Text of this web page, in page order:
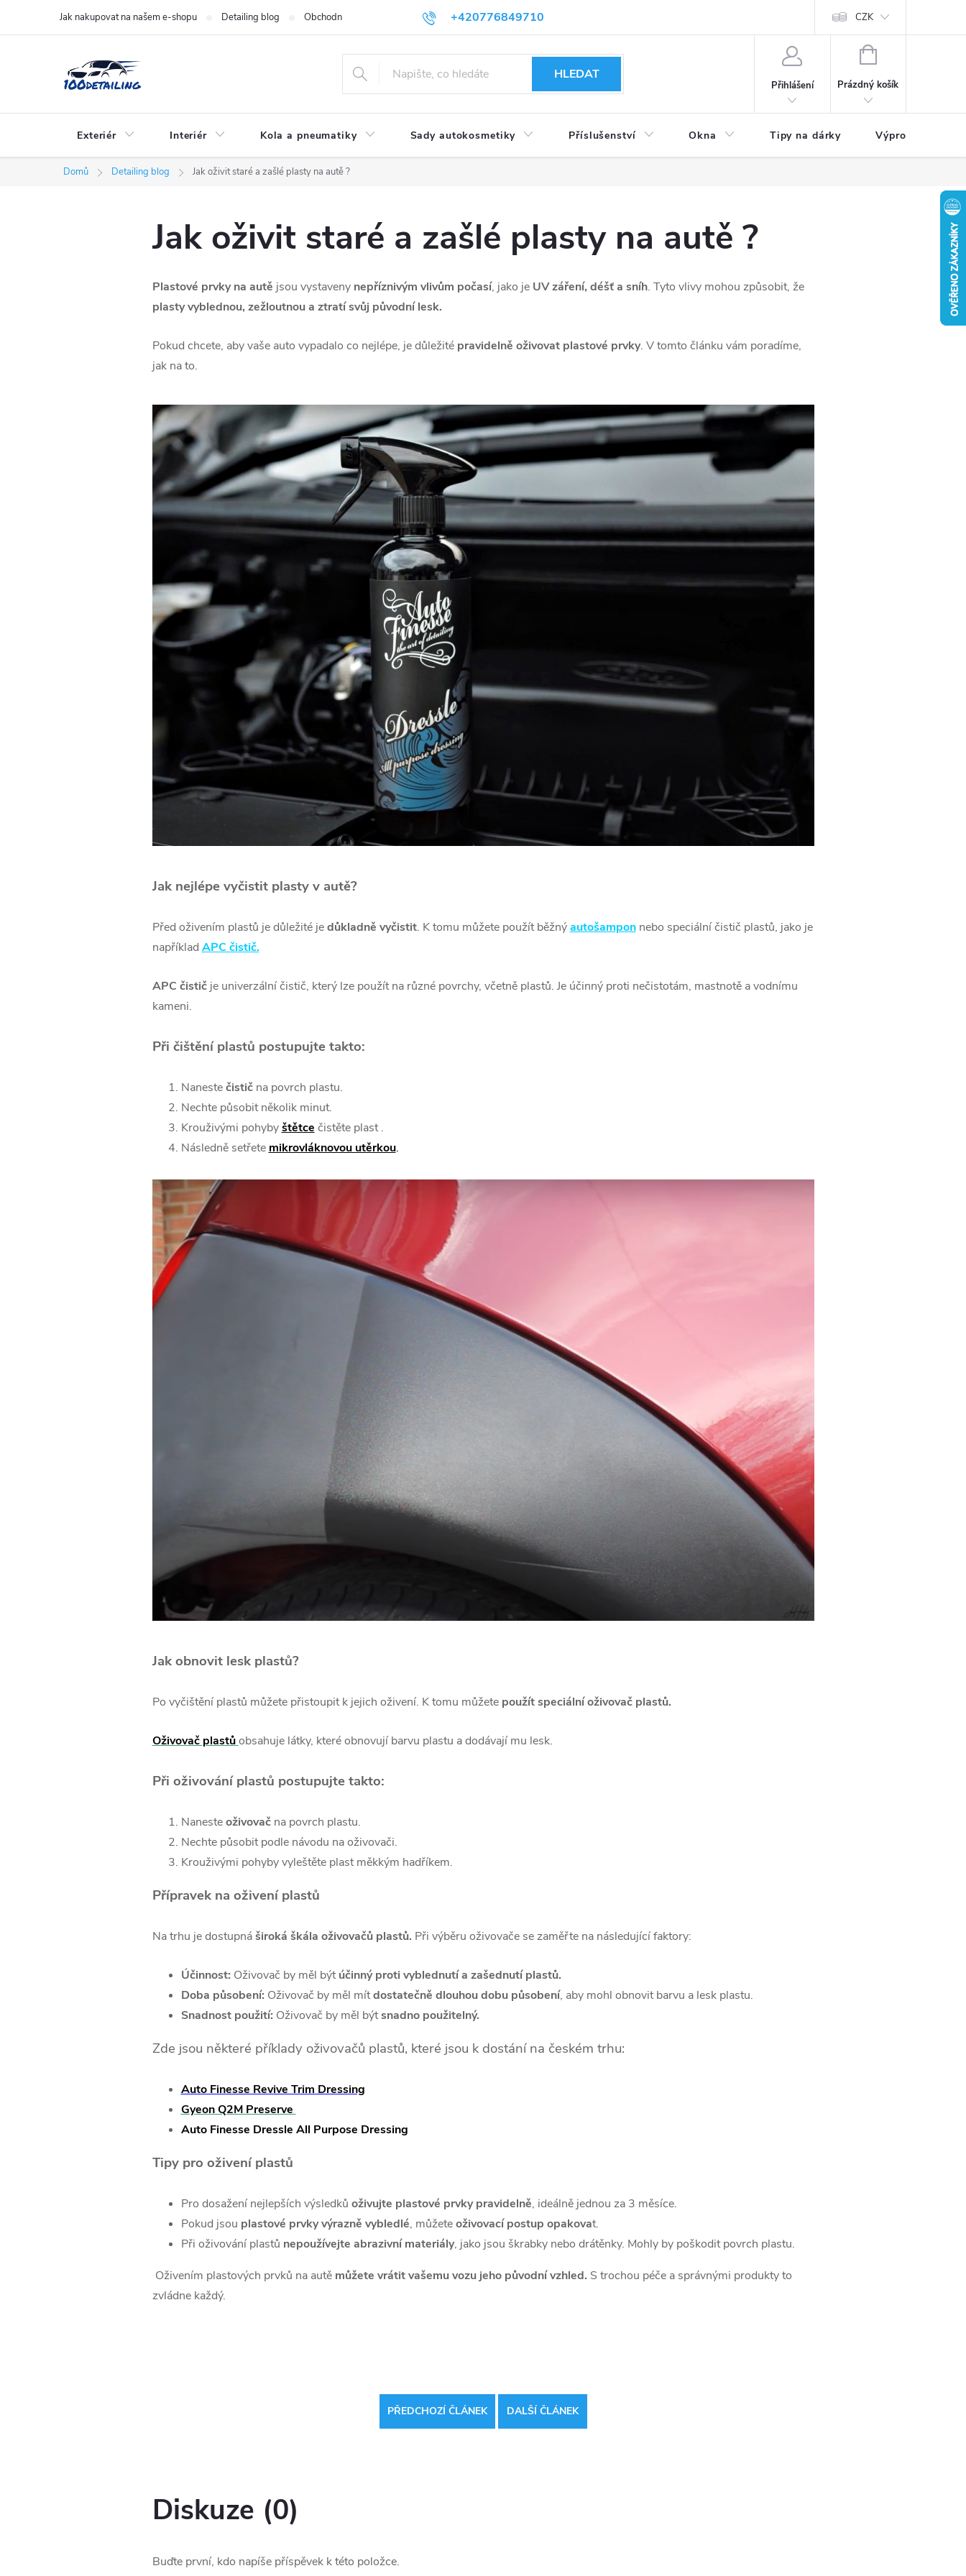
+420776849710
Jak nakupovat na našem e-shopu Detailing blog Obchodní podmínky Podmínky ochrany osobních údajů CZK
HLEDAT
Přihlášení
NÁKUPNÍ
Prázdný košík
Exteriér Interiér Kola a pneumatiky Sady autokosmetiky Příslušenství Okna Tipy na dárky Výprodej skladu
Domů Detailing blog Jak oživit staré a zašlé plasty na autě ?
Jak oživit staré a zašlé plasty na autě ?
Plastové prvky na autě jsou vystaveny nepříznivým vlivům počasí, jako jeUV záření, déšť a sníh. Tyto vlivy mohou způsobit, že
plasty vyblednou, zežloutnou a ztratí svůj původní lesk.
Pokud chcete, aby vaše auto vypadalo co nejlépe, je důležité pravidelně oživovat plastové prvky. V tomto článku vám poradíme,
jak na to.
Jak nejlépe vyčistit plasty v autě?
Před oživením plastů je důležité jedůkladně vyčistit. K tomu můžete použít běžnýautošampon nebo speciální čistič plastů, jako je
například APC čistič.
APC čističje univerzální čistič, který lze použít na různé povrchy, včetně plastů. Je účinný proti nečistotám, mastnotě a vodnímu
kameni.
Při čištění plastů postupujte takto:
Nanestečistična povrch plastu.
Nechte působit několik minut.
Krouživými pohybyštětce čistěte plast .
Následně setřete mikrovláknovou utěrkou.
Jak obnovit lesk plastů?
Po vyčištění plastů můžete přistoupit k jejich oživení. K tomu můžete použít speciální oživovač plastů.
Oživovač plastů obsahuje látky, které obnovují barvu plastu a dodávají mu lesk.
Při oživování plastů postupujte takto:
Nanesteoživovačna povrch plastu.
Nechte působit podle návodu na oživovači.
Krouživými pohyby vyleštěte plast měkkým hadříkem.
Přípravek na oživení plastů
Na trhu je dostupnáširoká škála oživovačů plastů. Při výběru oživovače se zaměřte na následující faktory:
Účinnost: Oživovač by měl býtúčinný proti vyblednutí a zašednutí plastů.
Doba působení: Oživovač by měl mítdostatečně dlouhou dobu působení, aby mohl obnovit barvu a lesk plastu.
Snadnost použití: Oživovač by měl býtsnadno použitelný.
Zde jsou některé příklady oživovačů plastů, které jsou k dostání na českém trhu:
Auto Finesse Revive Trim Dressing
Gyeon Q2M Preserve
Auto Finesse Dressle All Purpose Dressing
Tipy pro oživení plastů
Pro dosažení nejlepších výsledků oživujte plastové prvky pravidelně, ideálně jednou za 3 měsíce.
Pokud jsou plastové prvky výrazně vybledlé, můžeteoživovací postup opakovat.
Při oživování plastů nepoužívejte abrazivní materiály, jako jsou škrabky nebo drátěnky. Mohly by poškodit povrch plastu.
Oživením plastových prvků na autě můžete vrátit vašemu vozu jeho původní vzhled. S trochou péče a správnými produkty to
zvládne každý.
PŘEDCHOZÍ ČLÁNEK DALŠÍ ČLÁNEK
Diskuze (0)
Buďte první, kdo napíše příspěvek k této položce.